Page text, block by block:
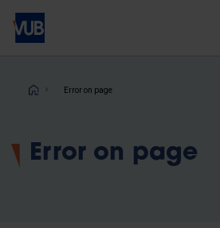
Skip
main
Breadcrumb
Error on page
Error on page